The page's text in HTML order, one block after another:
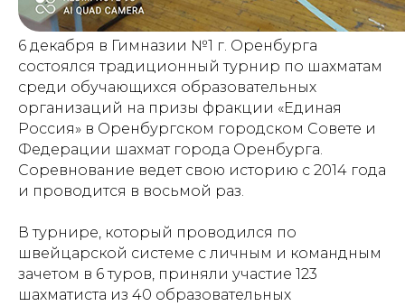
6 декабря в Гимназии №1 г. Оренбурга
состоялся традиционный турнир по шахматам
среди обучающихся образовательных
организаций на призы фракции «Единая
Россия» в Оренбургском городском Совете и
Федерации шахмат города Оренбурга.
Соревнование ведет свою историю с 2014 года
и проводится в восьмой раз.
В турнире, который проводился по
швейцарской системе с личным и командным
зачетом в 6 туров, приняли участие 123
шахматиста из 40 образовательных